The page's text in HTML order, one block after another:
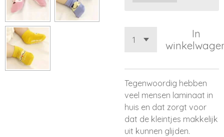
In
Tegenwoordig hebben
veel mensen laminaat in
huis en dat zorgt voor
dat de kleintjes makkelijk
uit kunnen glijden.